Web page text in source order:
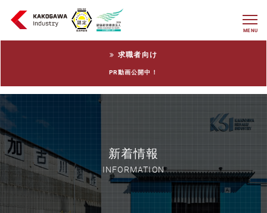
MENU
求職者向け
PR動画公開中！
新着情報
INFORMATION